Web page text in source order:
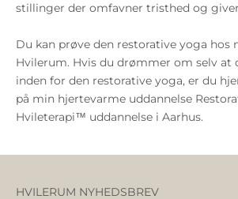
stillinger der omfavner tristhed og
Du kan prøve den restorative yoga hos
Hvilerum. Hvis du drømmer om selv
inden for den restorative yoga, er du
på min hjertevarme uddannelse
Hvileterapi™️ uddannelse i Aarhus.
HVILERUM NYHEDSBREV